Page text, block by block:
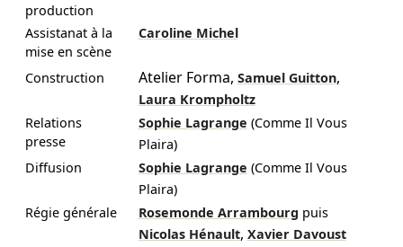
production
Assistanat à la
mise en scène
Caroline Michel
Construction Atelier Forma, Samuel Guitton,
Laura Krompholtz
Relations
presse
Sophie Lagrange (Comme Il Vous
Plaira)
Diffusion
Sophie Lagrange (Comme Il Vous
Plaira)
Régie générale
Rosemonde Arrambourg puis
Nicolas Hénault, Xavier Davoust